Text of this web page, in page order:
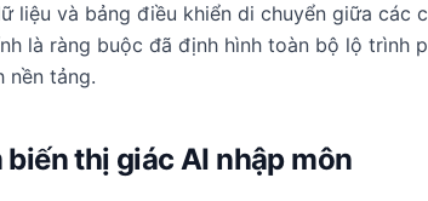
liệu và bảng điều khiển di chuyển giữa các
là ràng buộc đã định hình toàn bộ lộ trình
nền tảng.
biến thị giác AI nhập môn